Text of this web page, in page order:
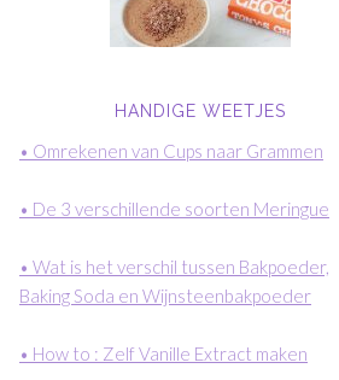
HANDIGE WEETJES
• Omrekenen van Cups naar Grammen
• De 3 verschillende soorten Meringue
• Wat is het verschil tussen Bakpoeder,
Baking Soda en Wijnsteenbakpoeder
• How to : Zelf Vanille Extract maken